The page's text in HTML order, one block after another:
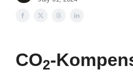
CO2-